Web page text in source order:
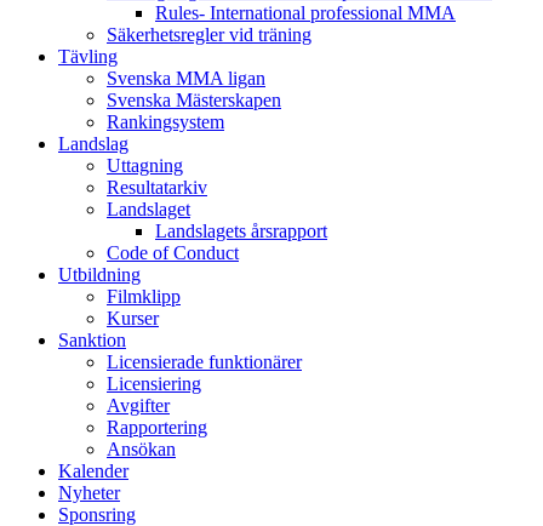
Rules- International professional MMA
Säkerhetsregler vid träning
Tävling
Svenska MMA ligan
Svenska Mästerskapen
Rankingsystem
Landslag
Uttagning
Resultatarkiv
Landslaget
Landslagets årsrapport
Code of Conduct
Utbildning
Filmklipp
Kurser
Sanktion
Licensierade funktionärer
Licensiering
Avgifter
Rapportering
Ansökan
Kalender
Nyheter
Sponsring